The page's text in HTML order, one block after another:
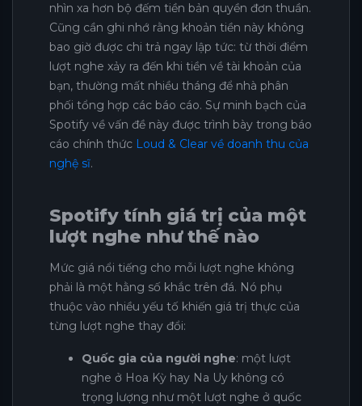
nhìn xa hơn bộ đếm tiền bản quyền đơn thuần.
Cũng cần ghi nhớ rằng khoản tiền này không
bao giờ được chi trả ngay lập tức: từ thời điểm
lượt nghe xảy ra đến khi tiền về tài khoản của
bạn, thường mất nhiều tháng để nhà phân
phối tổng hợp các báo cáo. Sự minh bạch của
Spotify về vấn đề này được trình bày trong báo
cáo chính thức Loud & Clear về doanh thu của
nghệ sĩ.
Spotify tính giá trị của một
lượt nghe như thế nào
Mức giá nổi tiếng cho mỗi lượt nghe không
phải là một hằng số khắc trên đá. Nó phụ
thuộc vào nhiều yếu tố khiến giá trị thực của
từng lượt nghe thay đổi:
Quốc gia của người nghe: một lượt
nghe ở Hoa Kỳ hay Na Uy không có
trọng lượng như một lượt nghe ở quốc